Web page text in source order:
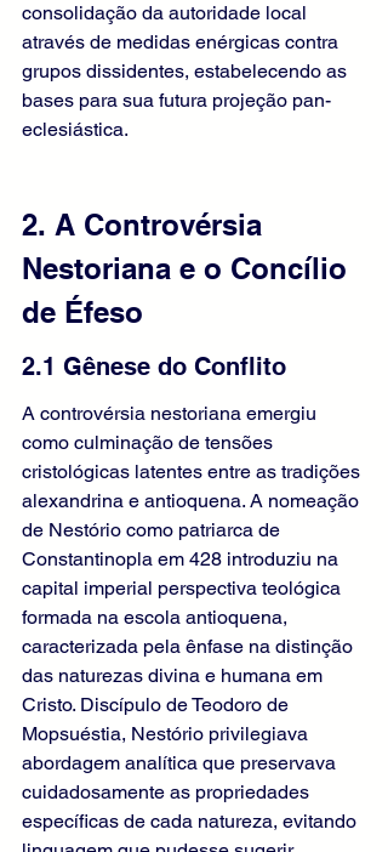
consolidação da autoridade local
através de medidas enérgicas contra
grupos dissidentes, estabelecendo as
bases para sua futura projeção pan-
eclesiástica.
2. A Controvérsia
Nestoriana e o Concílio
de Éfeso
2.1 Gênese do Conflito
A controvérsia nestoriana emergiu
como culminação de tensões
cristológicas latentes entre as tradições
alexandrina e antioquena. A nomeação
de Nestório como patriarca de
Constantinopla em 428 introduziu na
capital imperial perspectiva teológica
formada na escola antioquena,
caracterizada pela ênfase na distinção
das naturezas divina e humana em
Cristo. Discípulo de Teodoro de
Mopsuéstia, Nestório privilegiava
abordagem analítica que preservava
cuidadosamente as propriedades
específicas de cada natureza, evitando